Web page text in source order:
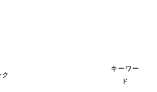
ク
キーワー
ド